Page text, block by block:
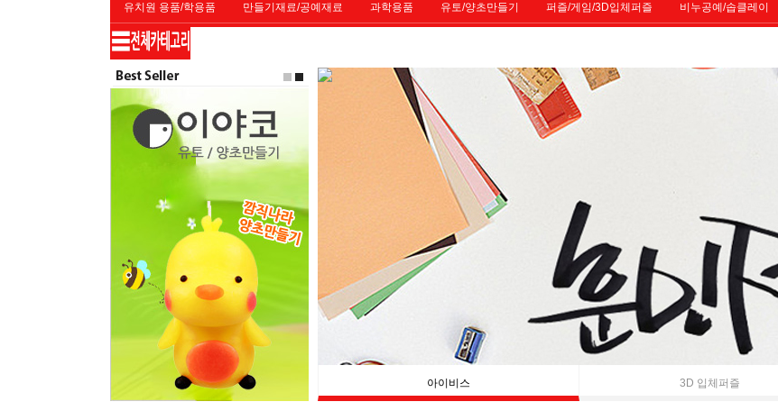
유치원 용품/학용품 만들기재료/공예재료 과학용품 유토/양초만들기 퍼즐/게임/3D입체퍼즐 비누공예/솝클레이
재단/제본/코팅
아이비스 3D 입체퍼즐